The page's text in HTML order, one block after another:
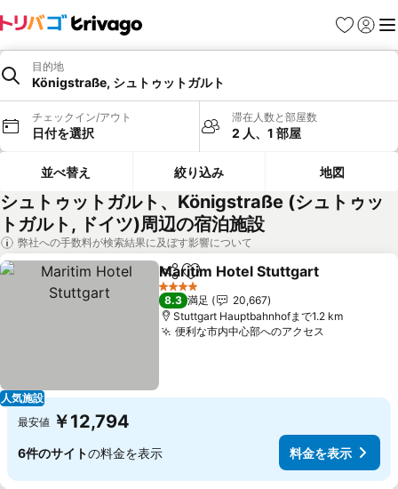
お気に入り
ログイ
メ
目的地
Königstraße, シュトゥットガルト
チェックイン/アウト
日付を選択
滞在人数と部屋数
2 人、1 部屋
並べ替え 絞り込み 地図
シュトゥットガルト、Königstraße (シュトゥッ
トガルト, ドイツ)周辺の宿泊施設
弊社への手数料が検索結果に及ぼす影響について
人気施設
シェアお気に入りに追加
Maritim Hotel Stuttgart
4 ホテルのランク
8.3 満足
20,667
Stuttgart Hauptbahnhofまで1.2 km
便利な市内中心部へのアクセス
最安値 ￥12,794
6件のサイトの料金を表示 料金を表示